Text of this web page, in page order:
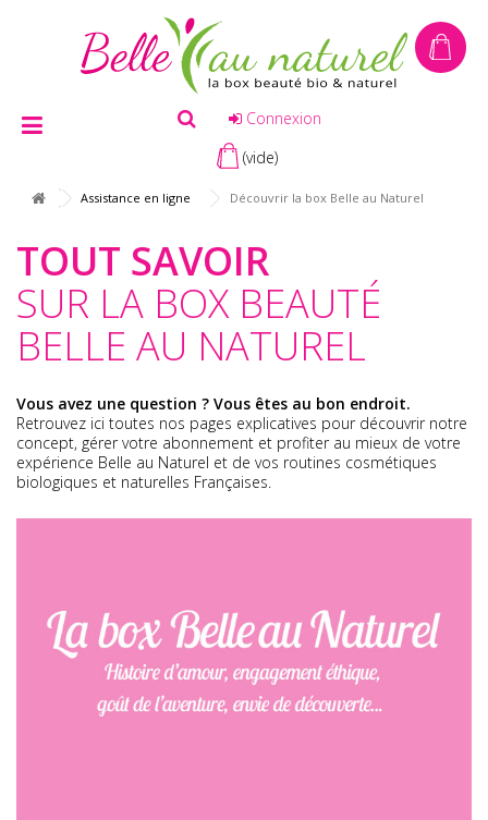
Connexion
(vide)
Assistance en ligne Découvrir la box Belle au Naturel
TOUT SAVOIR
SUR LA BOX BEAUTÉ
BELLE AU NATUREL
Vous avez une question ? Vous êtes au bon endroit.
Retrouvez ici toutes nos pages explicatives pour découvrir notre
concept, gérer votre abonnement et profiter au mieux de votre
expérience Belle au Naturel et de vos routines cosmétiques
biologiques et naturelles Françaises.